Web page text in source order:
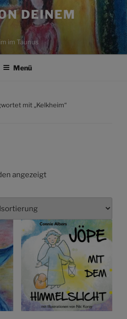
DEINEM
im Taunus
Menü
mit „Kelkheim“
angezeigt